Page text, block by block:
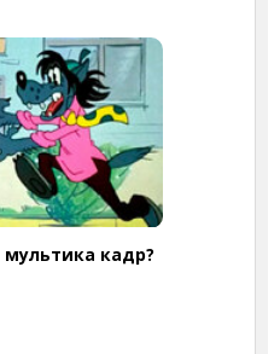
мультика кадр?